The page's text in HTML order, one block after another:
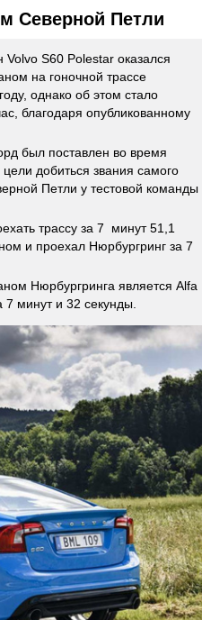
Северной Петли
S60 Polestar оказался
на гоночной трассе
однако об этом стало
благодаря опубликованному
был поставлен во время
добиться звания самого
Петли у тестовой команды
трассу за 7 минут 51,1
и проехал Нюрбургринг за 7
Нюрбургринга является Alfa
7 минут и 32 секунды.